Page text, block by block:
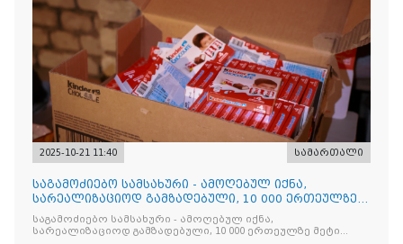
2025-10-21 11:40 სამართალი
საგამოძიებო სამსახური - ამოღებულ იქნა,
სარეალიზაციოდ გამზადებული, 10 000 ერთეულზე
მეტი „Jacobs Monar
საგამოძიებო სამსახური - ამოღებულ იქნა,
სარეალიზაციოდ გამზადებული, 10 000 ერთეულზე მეტი